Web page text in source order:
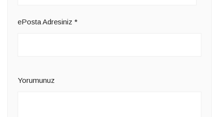
ePosta Adresiniz *
Yorumunuz